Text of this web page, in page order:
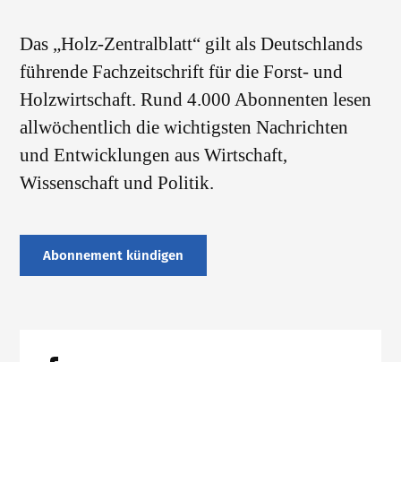
Das „Holz-Zentralblatt“ gilt als Deutschlands
führende Fachzeitschrift für die Forst- und
Holzwirtschaft. Rund 4.000 Abonnenten lesen
allwöchentlich die wichtigsten Nachrichten
und Entwicklungen aus Wirtschaft,
Wissenschaft und Politik.
Abonnement kündigen